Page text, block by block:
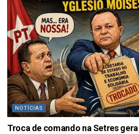
NOTÍCIAS
Troca de comando na Setres